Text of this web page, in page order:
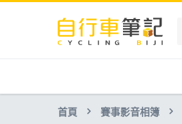
首頁 賽事影音相簿